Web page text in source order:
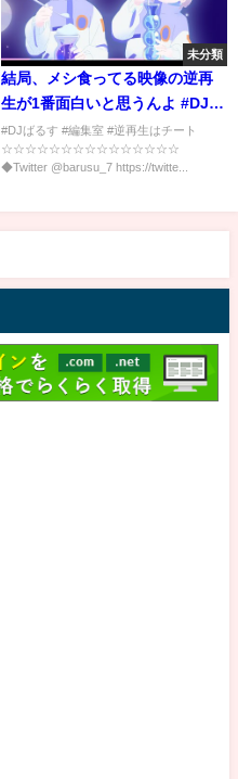
未分類
結局、メシ食ってる映像の逆再
生が1番面白いと思うんよ #DJば
るす
#DJばるす #編集室 #逆再生はチート
☆☆☆☆☆☆☆☆☆☆☆☆☆☆☆
◆Twitter @barusu_7 https://twitte...